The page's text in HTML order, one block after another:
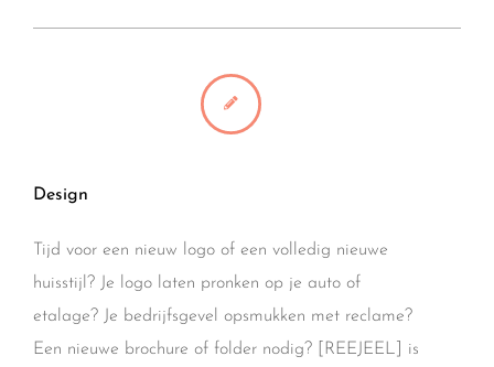
Design
Tijd voor een nieuw logo of een volledig nieuwe
huisstijl? Je logo laten pronken op je auto of
etalage? Je bedrijfsgevel opsmukken met reclame?
Een nieuwe brochure of folder nodig? [REEJEEL] is